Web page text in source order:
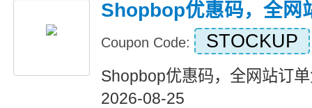
Shopbop优惠码，全网
Coupon Code: STOCKUP
Shopbop优惠码，全网站订
2026-08-25